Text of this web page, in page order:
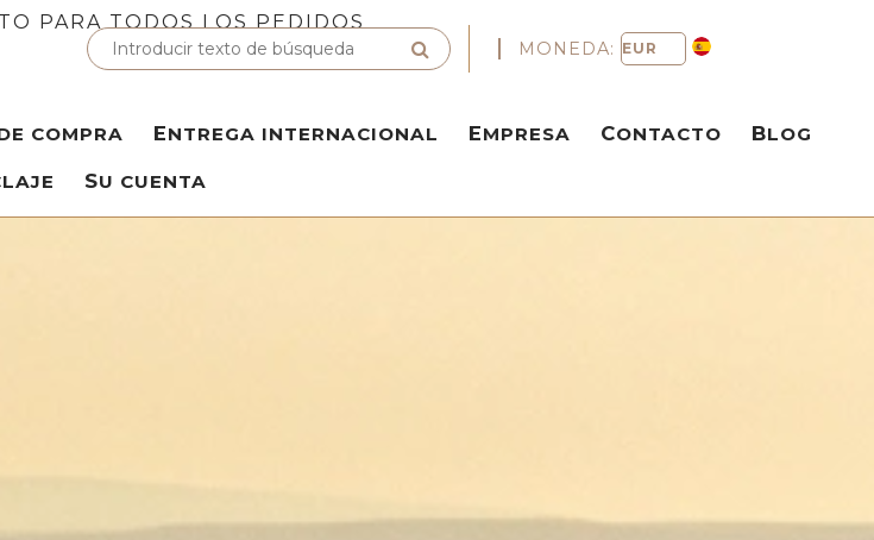
PARA TODOS LOS PEDIDOS
MONEDA:
COMPRA ENTREGA INTERNACIONAL EMPRESA CONTACTO BLOG
SU CUENTA